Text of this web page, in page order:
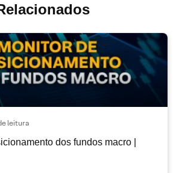
leitura
dos fundos macro |